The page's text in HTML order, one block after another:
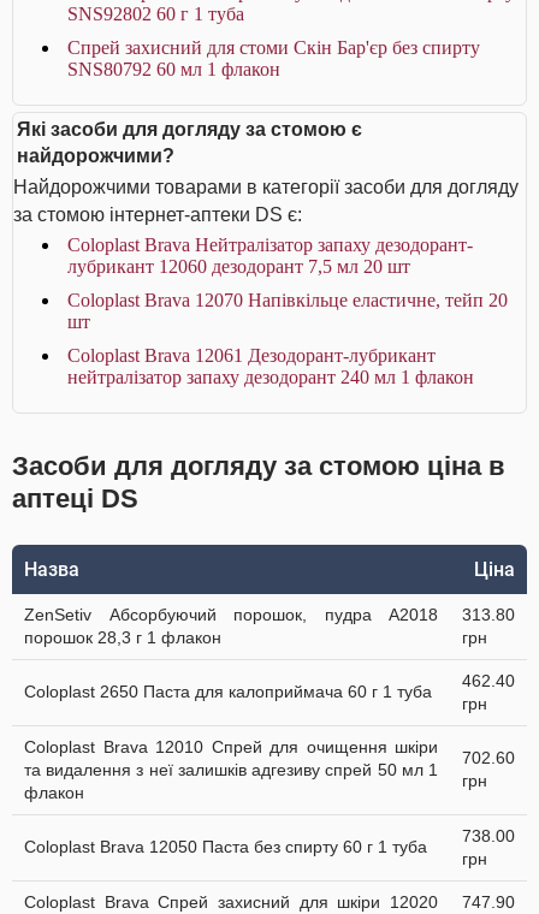
SNS92802 60 г 1 туба
Спрей захисний для стоми Скін Бар'єр без спирту
SNS80792 60 мл 1 флакон
Які засоби для догляду за стомою є
найдорожчими?
Найдорожчими товарами в категорії засоби для догляду
за стомою інтернет-аптеки DS є:
Coloplast Brava Нейтралізатор запаху дезодорант-
лубрикант 12060 дезодорант 7,5 мл 20 шт
Coloplast Brava 12070 Напівкільце еластичне, тейп 20
шт
Coloplast Brava 12061 Дезодорант-лубрикант
нейтралізатор запаху дезодорант 240 мл 1 флакон
Засоби для догляду за стомою ціна в
аптеці DS
Назва Ціна
ZenSetiv Абсорбуючий порошок, пудра A2018
порошок 28,3 г 1 флакон
313.80
грн
Coloplast 2650 Паста для калоприймача 60 г 1 туба
462.40
грн
Coloplast Brava 12010 Cпрей для очищення шкіри
та видалення з неї залишків адгезиву спрей 50 мл 1
флакон
702.60
грн
Coloplast Brava 12050 Паста без спирту 60 г 1 туба
738.00
грн
Coloplast Brava Спрей захисний для шкіри 12020
747.90